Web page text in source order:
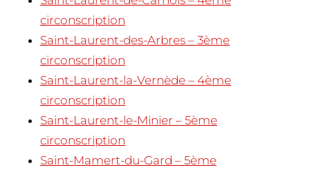
circonscription
Saint-Laurent-des-Arbres – 3ème
circonscription
Saint-Laurent-la-Vernède – 4ème
circonscription
Saint-Laurent-le-Minier – 5ème
circonscription
Saint-Mamert-du-Gard – 5ème